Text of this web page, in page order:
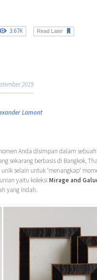
3.67K Read Later
2019
Lamont
Anda disimpan dalam
sekarang berbasis di Bangkok,
selain untuk ‘menangkap’
yaitu koleksi Mirage and
yang indah.